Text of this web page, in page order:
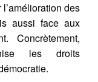
des
aussi face aux
Concrètement,
les droits